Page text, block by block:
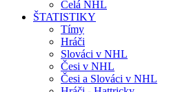
Celá NHL
ŠTATISTIKY
Tímy
Hráči
Slováci v NHL
Česi v NHL
Česi a Slováci v NHL